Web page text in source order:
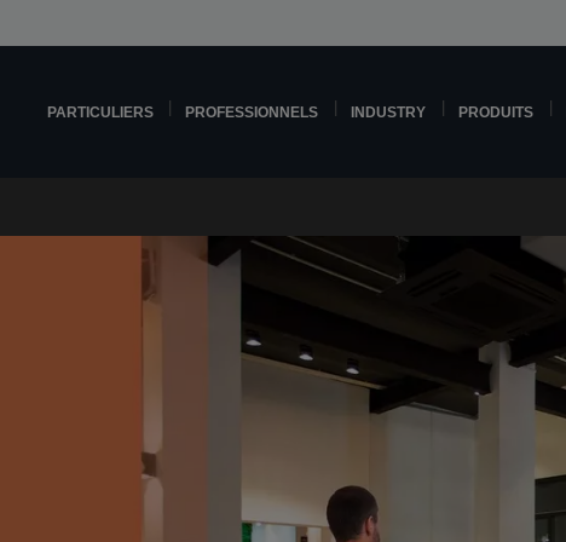
PARTICULIERS PROFESSIONNELS INDUSTRY PRODUITS